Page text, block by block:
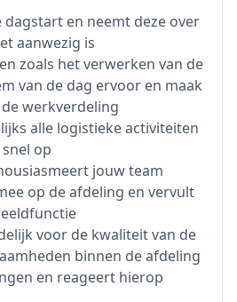
dagstart en neemt deze over
aanwezig is
zoals het verwerken van de
van de dag ervoor en maak
werkverdeling
alle logistieke activiteiten
op
jouw team
op de afdeling en vervult
voor de kwaliteit van de
binnen de afdeling
en reageert hierop